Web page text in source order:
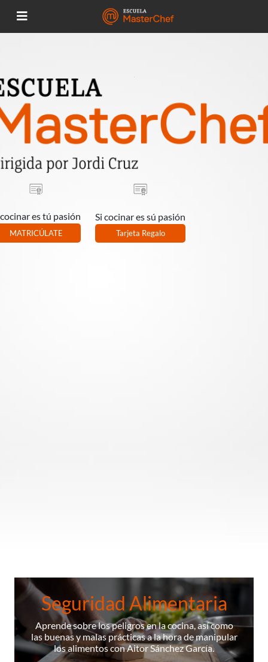
es tú pasión
MATRICÚLATE
Si cocinar es sú pasión
Tarjeta Regalo
Seguridad Alimentaria
Aprende sobre los peligros en la cocina, así como
las buenas y malas prácticas a la hora de manipular
los alimentos con Aitor Sánchez García.